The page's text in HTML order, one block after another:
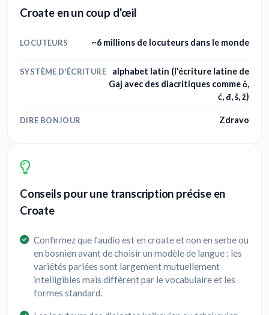
Croate en un coup d'œil
LOCUTEURS ~6 millions de locuteurs dans le monde
SYSTÈME D'ÉCRITURE
alphabet latin (l'écriture latine de
Gaj avec des diacritiques comme č,
ć, đ, š, ž)
DIRE BONJOUR Zdravo
Conseils pour une transcription précise en
Croate
Confirmez que l'audio est en croate et non en serbe ou
en bosnien avant de choisir un modèle de langue : les
variétés parlées sont largement mutuellement
intelligibles mais diffèrent par le vocabulaire et les
formes standard.